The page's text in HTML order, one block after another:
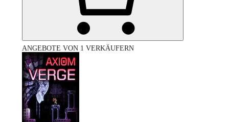
ANGEBOTE VON 1 VERKÄUFERN